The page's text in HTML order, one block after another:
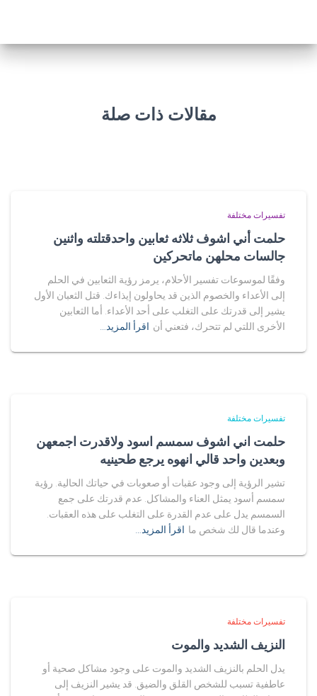
مقالات ذات صلة
تفسيرات مختلفة
حلمت أني اشوف ثلاثه ثعابين واحدقتلته واثنين
جالسات محلهن ماتحركين
وفقًا لموسوعات تفسير الأحلام، يرمز رؤية الثعابين في الحلم
إلى الأعداء والخصوم الذين قد يحاولون إيذاءك. قتل الثعبان الأول
يشير إلى قدرتك على التغلب على أحد الأعداء. أما الثعابين
الأخرى اللتي لم تتحرك، فتعني أن اقرأ المزيد…
تفسيرات مختلفة
حلمت اني اشوف سمسم اسود ولاقدرت اجمعهن
وبعدين واحد قالي انهوه يرجع طحينيه
تشير الرؤية إلى وجود عقبات أو صعوبات في حياتك الحالية. رؤية
سمسم أسود يمثل العناء والمشاكل. عدم قدرتك على جمع
السمسم يدل على عدم القدرة على التغلب على هذه العقبات.
وعندما قال لك شخص ما اقرأ المزيد…
تفسيرات مختلفة
النزيف الشديد والموت
يدل الحلم بالنزيف الشديد والموت على وجود مشاكل صحية أو
عاطفية تسبب للشخص القلق والضيق. قد يشير النزيف إلى